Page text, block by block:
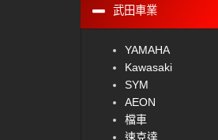
武田車業
YAMAHA
Kawasaki
SYM
AEON
檔車
速克達